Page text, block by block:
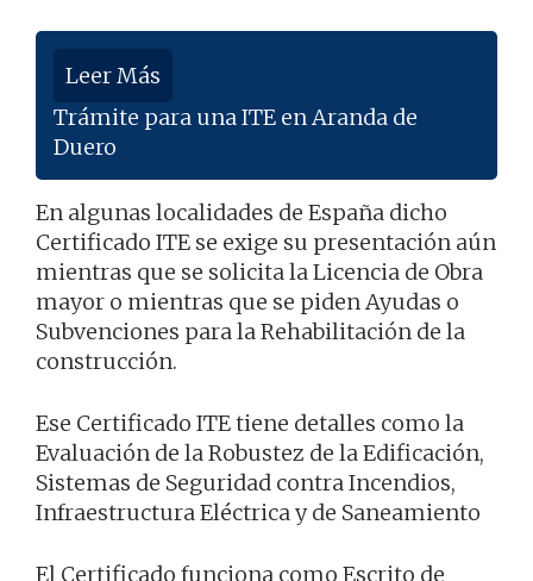
Leer Más
Trámite para una ITE en Aranda de
Duero
En algunas localidades de España dicho
Certificado ITE se exige su presentación aún
mientras que se solicita la Licencia de Obra
mayor o mientras que se piden Ayudas o
Subvenciones para la Rehabilitación de la
construcción.
Ese Certificado ITE tiene detalles como la
Evaluación de la Robustez de la Edificación,
Sistemas de Seguridad contra Incendios,
Infraestructura Eléctrica y de Saneamiento
El Certificado funciona como Escrito de